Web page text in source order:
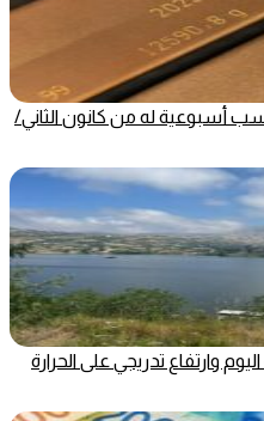
أسبوعية له من كانون الثاني/
وارتفاع تدريجي على الحرارة